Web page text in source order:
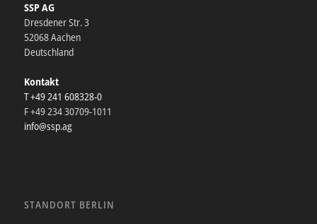
SSP AG
Dresdener Str. 3
52068 Aachen
Deutschland
Kontakt
T +49 241 608328-0
F +49 234 30709-1011
info@ssp.ag
STANDORT BERLIN